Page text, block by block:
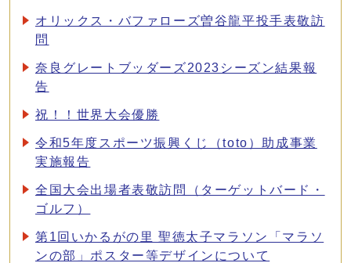
オリックス・バファローズ曽谷龍平投手表敬訪
問
奈良グレートブッダーズ2023シーズン結果報
告
祝！！世界大会優勝
令和5年度スポーツ振興くじ（toto）助成事業
実施報告
全国大会出場者表敬訪問（ターゲットバード・
ゴルフ）
第1回いかるがの里 聖徳太子マラソン「マラソ
ンの部」ポスター等デザインについて